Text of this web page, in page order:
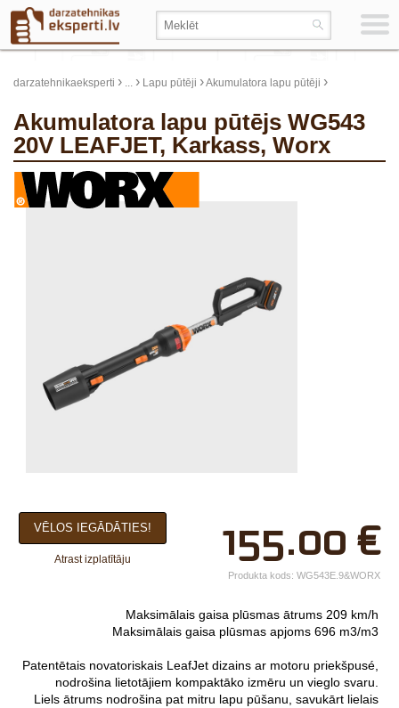
darzatehnikaeksperti › ... › Lapu pūtēji ›Akumulatora lapu pūtēji ›
Akumulatora lapu pūtējs WG543
20V LEAFJET, Karkass, Worx
×
Jūsu vārds*
Uzņēmuma
tālr.*
E-pasts*
Izvēlieties tuvāko
155.00 €
VĒLOS IEGĀDĀTIES!
Atrast izplatītāju
Produkta kods: WG543E.9&WORX
Maksimālais gaisa plūsmas ātrums 209 km/h
Maksimālais gaisa plūsmas apjoms 696 m3/m3
Patentētais novatoriskais LeafJet dizains ar motoru priekšpusé,
nodrošina lietotājiem kompaktāko izmēru un vieglo svaru.
Liels ātrums nodrošina pat mitru lapu pūšanu, savukārt lielais